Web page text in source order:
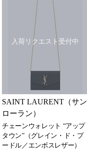
入荷リクエスト受付中
SAINT LAURENT（サン
ローラン）
チェーンウォレット “アップ
タウン”（グレイン・ド・プ
ードル／エンボスレザー）